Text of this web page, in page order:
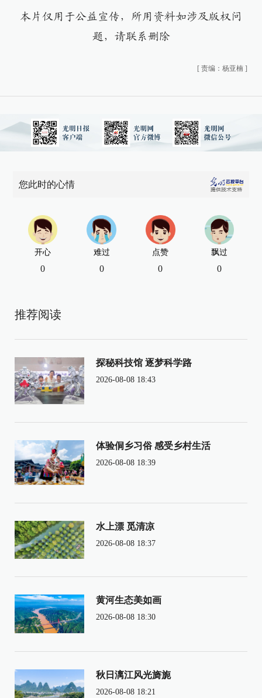
本片仅用于公益宣传，所用资料如涉及版权问
题，请联系删除
[ 责编：杨亚楠 ]
您此时的心情
开心
0
难过
0
点赞
0
飘过
0
推荐阅读
探秘科技馆 逐梦科学路
2026-08-08 18:43
体验侗乡习俗 感受乡村生活
2026-08-08 18:39
水上漂 觅清凉
2026-08-08 18:37
黄河生态美如画
2026-08-08 18:30
秋日漓江风光旖旎
2026-08-08 18:21